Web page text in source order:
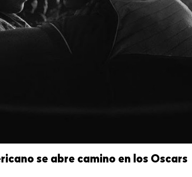
se abre camino en los Oscars